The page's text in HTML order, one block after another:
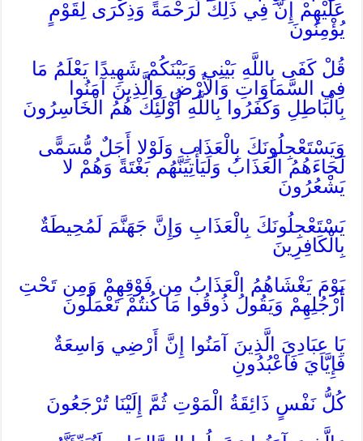
عَلَيْهِمْ إِنَّ فِي ذَلِكَ لَرَحْمَةً وَذِكْرَى لِقَوْمٍ
يُؤْمِنُونَ
قُلْ كَفَى بِاللَّهِ بَيْنِي وَبَيْنَكُمْ شَهِيدًا يَعْلَمُ مَا
فِي السَّمَاوَاتِ وَالأَرْضِ وَالَّذِينَ آمَنُوا
بِالْبَاطِلِ وَكَفَرُوا بِاللَّهِ أُوْلَئِكَ هُمُ الْخَاسِرُونَ
وَيَسْتَعْجِلُونَكَ بِالْعَذَابِ وَلَوْلا أَجَلٌ مُّسَمًّى
لَجَاءَهُمُ الْعَذَابُ وَلَيَأْتِيَنَّهُم بَغْتَةً وَهُمْ لا
يَشْعُرُونَ
يَسْتَعْجِلُونَكَ بِالْعَذَابِ وَإِنَّ جَهَنَّمَ لَمُحِيطَةٌ
بِالْكَافِرِينَ
يَوْمَ يَغْشَاهُمُ الْعَذَابُ مِن فَوْقِهِمْ وَمِن تَحْتِ
أَرْجُلِهِمْ وَيَقُولُ ذُوقُوا مَا كُنتُمْ تَعْمَلُونَ
يَا عِبَادِيَ الَّذِينَ آمَنُوا إِنَّ أَرْضِي وَاسِعَةٌ
فَإِيَّايَ فَاعْبُدُونِ
كُلُّ نَفْسٍ ذَائِقَةُ الْمَوْتِ ثُمَّ إِلَيْنَا تُرْجَعُونَ